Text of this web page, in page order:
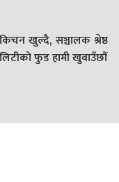
खुल्दै, सञ्चालक श्रेष्ठ
फुड हामी खुवाउँछौं